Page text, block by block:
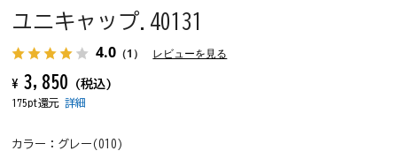
ユニキャップ.40131
4.0 （1） レビューを見る
¥ 3,850 (税込)
175pt還元詳細
カラー： グレー(010)